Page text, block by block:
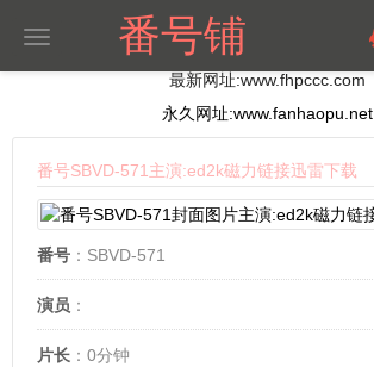
番号铺
切
最新网址:www.fhpccc.com
永久网址:www.fanhaopu.net
番号SBVD-571主演:ed2k磁力链接迅雷下载
番号 ：SBVD-571
演员 ：
片长 ：0分钟